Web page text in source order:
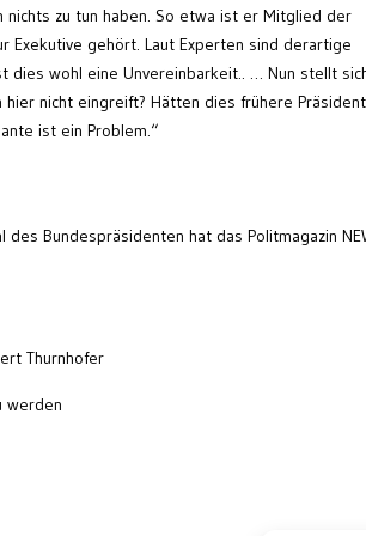
zu tun haben. So etwa ist er Mitglied der
Exekutive gehört. Laut Experten sind derartige
dies wohl eine Unvereinbarkeit.. … Nun stellt
nicht eingreift? Hätten dies frühere
ist ein Problem.“
Bundespräsidenten hat das Politmagazin
Thurnhofer
werden